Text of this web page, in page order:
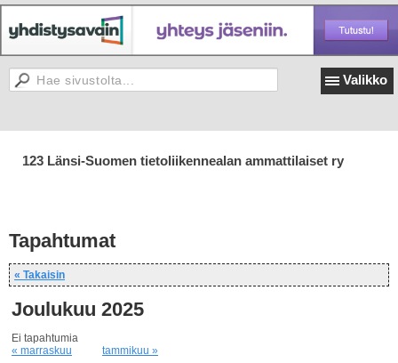
Valikko
123 Länsi-Suomen tietoliikennealan ammattilaiset ry
Tapahtumat
« Takaisin
Joulukuu 2025
Ei tapahtumia
« marraskuu
tammikuu »